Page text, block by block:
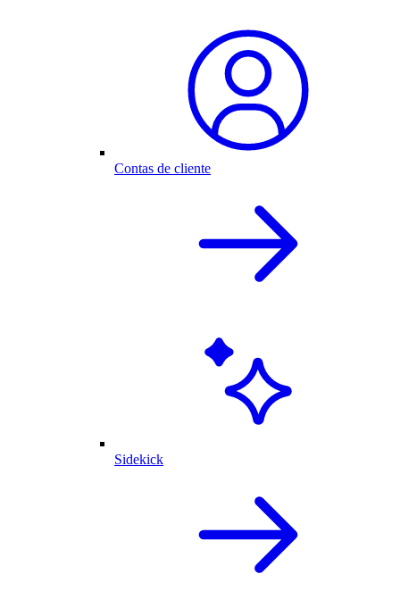
Contas de cliente
Sidekick